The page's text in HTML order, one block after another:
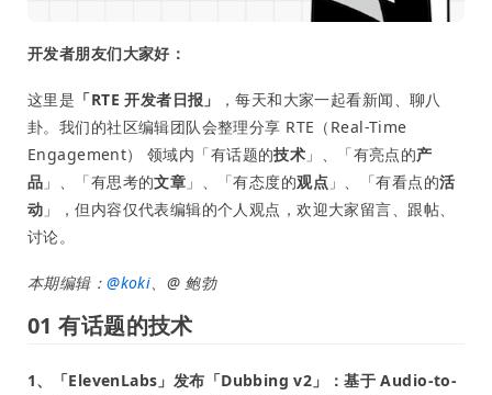
开发者朋友们大家好：
这里是 「RTE 开发者日报」
，每天和大家一起看新闻、聊八
卦。我们的社区编辑团队会整理分享 RTE（Real-Time
Engagement） 领域内「有话题的技术 」、「有亮点的产
品 」、「有思考的文章 」、「有态度的观点 」、「有看点的活
动 」，但内容仅代表编辑的个人观点，欢迎大家留言、跟帖、
讨论。
本期编辑：@koki、@ 鲍勃
01 有话题的技术
1、「ElevenLabs」发布「Dubbing v2」：基于 Audio-to-